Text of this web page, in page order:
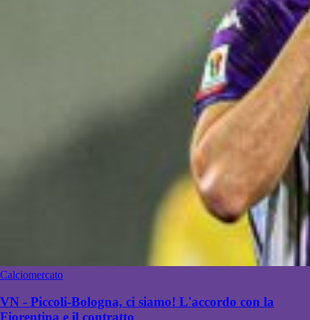
Calciomercato
VN - Piccoli-Bologna, ci siamo! L'accordo con la
Fiorentina e il contratto